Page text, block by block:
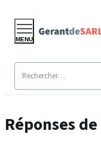
MENU
Réponses